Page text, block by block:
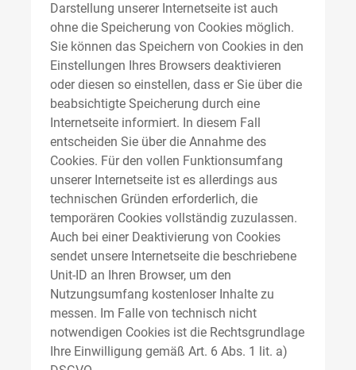
Darstellung unserer Internetseite ist auch
ohne die Speicherung von Cookies möglich.
Sie können das Speichern von Cookies in den
Einstellungen Ihres Browsers deaktivieren
oder diesen so einstellen, dass er Sie über die
beabsichtigte Speicherung durch eine
Internetseite informiert. In diesem Fall
entscheiden Sie über die Annahme des
Cookies. Für den vollen Funktionsumfang
unserer Internetseite ist es allerdings aus
technischen Gründen erforderlich, die
temporären Cookies vollständig zuzulassen.
Auch bei einer Deaktivierung von Cookies
sendet unsere Internetseite die beschriebene
Unit-ID an Ihren Browser, um den
Nutzungsumfang kostenloser Inhalte zu
messen. Im Falle von technisch nicht
notwendigen Cookies ist die Rechtsgrundlage
Ihre Einwilligung gemäß Art. 6 Abs. 1 lit. a)